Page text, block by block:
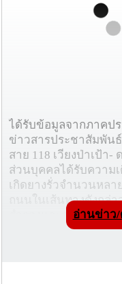
ได้รับข้อมูลจากภาคป
ข่าวสารประชาสัมพัน
สาย 118 เวียงป่าเป้า-
ส่วนบุคคลได้รับความ
เกิดยางรั่วจำนวนหลา
ถนนในเส้นทางดังกล่
สำรองและอุปกรณ์เส
สมาชิกเครือข่ายแขว
อ่านข่าว/